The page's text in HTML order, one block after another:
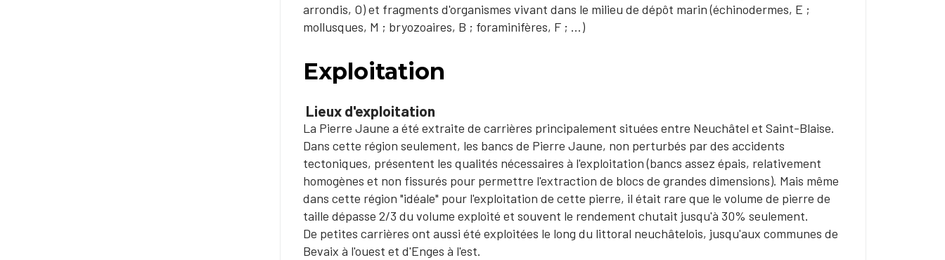
arrondis, O) et fragments d'organismes vivant dans le milieu de dépôt marin (échinodermes, E ;
mollusques, M ; bryozoaires, B ; foraminifères, F ; …)
Exploitation
Lieux d'exploitation
La Pierre Jaune a été extraite de carrières principalement situées entre Neuchâtel et Saint-Blaise.
Dans cette région seulement, les bancs de Pierre Jaune, non perturbés par des accidents
tectoniques, présentent les qualités nécessaires à l'exploitation (bancs assez épais, relativement
homogènes et non fissurés pour permettre l'extraction de blocs de grandes dimensions). Mais même
dans cette région "idéale" pour l'exploitation de cette pierre, il était rare que le volume de pierre de
taille dépasse 2/3 du volume exploité et souvent le rendement chutait jusqu'à 30% seulement.
De petites carrières ont aussi été exploitées le long du littoral neuchâtelois, jusqu'aux communes de
Bevaix à l'ouest et d'Enges à l'est.